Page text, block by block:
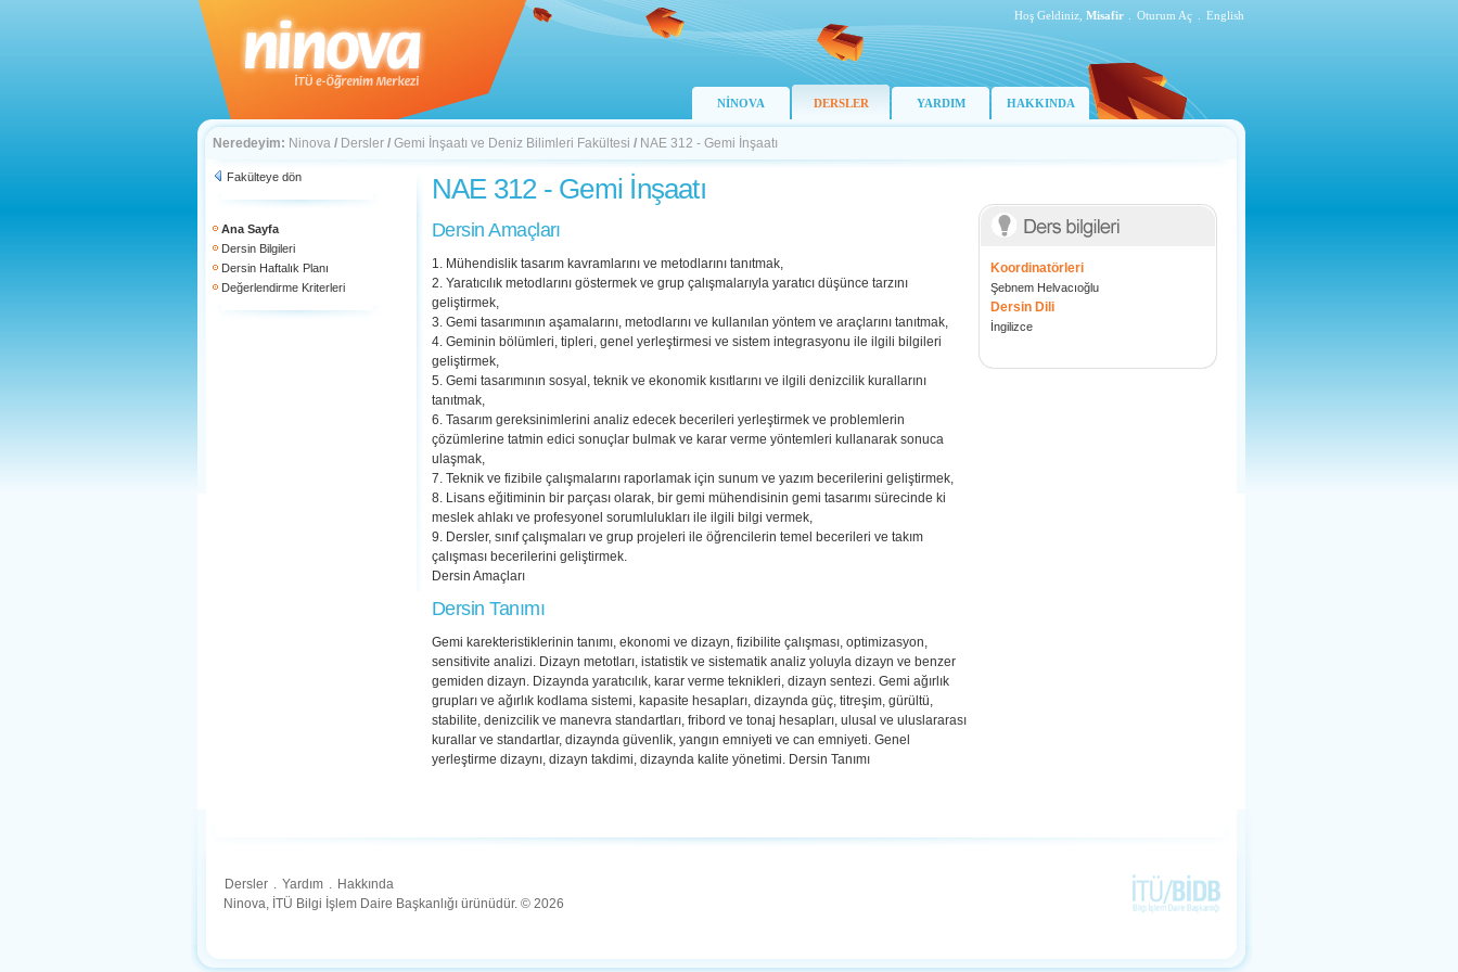
Hoş Geldiniz, Misafir Oturum Aç English
NİNOVA DERSLER YARDIM HAKKINDA
Neredeyim: Ninova / Dersler / Gemi İnşaatı ve Deniz Bilimleri Fakültesi / NAE 312 - Gemi İnşaatı
Fakülteye dön
Ana Sayfa
Dersin Bilgileri
Dersin Haftalık Planı
Değerlendirme Kriterleri
NAE 312 - Gemi İnşaatı
Dersin Amaçları
1. Mühendislik tasarım kavramlarını ve metodlarını tanıtmak,
2. Yaratıcılık metodlarını göstermek ve grup çalışmalarıyla yaratıcı düşünce tarzını
geliştirmek,
3. Gemi tasarımının aşamalarını, metodlarını ve kullanılan yöntem ve araçlarını tanıtmak,
4. Geminin bölümleri, tipleri, genel yerleştirmesi ve sistem integrasyonu ile ilgili bilgileri
geliştirmek,
5. Gemi tasarımının sosyal, teknik ve ekonomik kısıtlarını ve ilgili denizcilik kurallarını
tanıtmak,
6. Tasarım gereksinimlerini analiz edecek becerileri yerleştirmek ve problemlerin
çözümlerine tatmin edici sonuçlar bulmak ve karar verme yöntemleri kullanarak sonuca
ulaşmak,
7. Teknik ve fizibile çalışmalarını raporlamak için sunum ve yazım becerilerini geliştirmek,
8. Lisans eğitiminin bir parçası olarak, bir gemi mühendisinin gemi tasarımı sürecinde ki
meslek ahlakı ve profesyonel sorumlulukları ile ilgili bilgi vermek,
9. Dersler, sınıf çalışmaları ve grup projeleri ile öğrencilerin temel becerileri ve takım
çalışması becerilerini geliştirmek.
Dersin Amaçları
Dersin Tanımı
Gemi karekteristiklerinin tanımı, ekonomi ve dizayn, fizibilite çalışması, optimizasyon,
sensitivite analizi. Dizayn metotları, istatistik ve sistematik analiz yoluyla dizayn ve benzer
gemiden dizayn. Dizaynda yaratıcılık, karar verme teknikleri, dizayn sentezi. Gemi ağırlık
grupları ve ağırlık kodlama sistemi, kapasite hesapları, dizaynda güç, titreşim, gürültü,
stabilite, denizcilik ve manevra standartları, fribord ve tonaj hesapları, ulusal ve uluslararası
kurallar ve standartlar, dizaynda güvenlik, yangın emniyeti ve can emniyeti. Genel
yerleştirme dizaynı, dizayn takdimi, dizaynda kalite yönetimi. Dersin Tanımı
Koordinatörleri
Şebnem Helvacıoğlu
Dersin Dili
İngilizce
Dersler . Yardım . Hakkında
Ninova, İTÜ Bilgi İşlem Daire Başkanlığı ürünüdür. © 2026